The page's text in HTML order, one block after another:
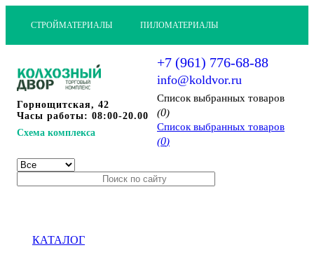
СТРОЙМАТЕРИАЛЫ ПИЛОМАТЕРИАЛЫ
Горнощитская, 42
Часы работы: 08:00-20.00
Схема комплекса
+7 (961) 776-68-88
info@koldvor.ru
Cписок выбранных товаров
(0)
Cписок выбранных товаров
(0)
КАТАЛОГ